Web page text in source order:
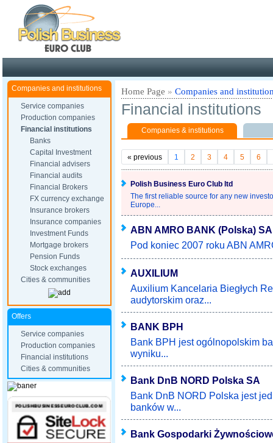
Companies and institutions
Service companies
Production companies
Financial institutions
Banks
Capital Investment
Financial advisers
Financial audits
Financial Brokers
FX currency exchange
Insurance brokers
Insurance companies
Investment Funds
Mortgage brokers
Pension Funds
Stock exchanges
Cities & communities
Offers
Service companies
Production companies
Financial institutions
Cities & communities
Home Page » Companies and
Financial institutions
Companies & institutions
« previous 1 2 3 4 5 6
Polish Business Euro Club ltd
The first reliable source for any new
Europe...
ABN AMRO BANK (Polska) SA
Pod koniec 2007 roku ABN
AUXILIUM
Auxilium Kancelaria Biegłych
audytorskim oraz...
BANK BPH
Bank BPH jest ogólnopolskim
wyniku...
Bank DnB NORD Polska SA
Bank DnB NORD Polska jest
banków w...
Bank Gospodarki